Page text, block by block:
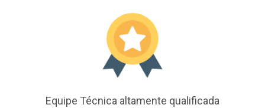
Equipe Técnica altamente qualificada